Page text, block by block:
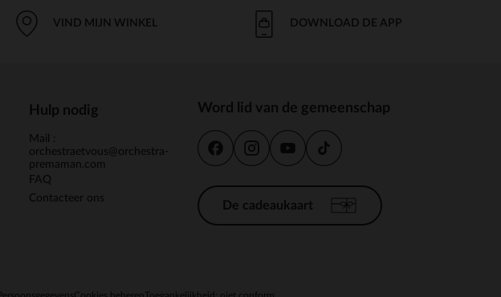
VIND MIJN WINKEL DOWNLOAD DE APP
Hulp nodig
Mail :
orchestraetvous@orchestra-
premaman.com
FAQ
Contacteer ons
Word lid van de gemeenschap
De cadeaukaart